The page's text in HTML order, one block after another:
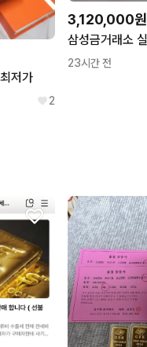
저가
2
3,120,000원
23시간 전